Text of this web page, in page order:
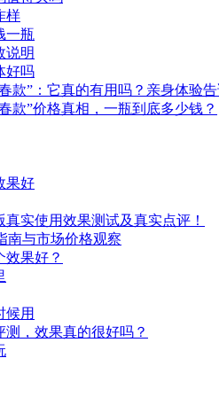
样
一瓶
说明
好吗
款”：它真的有用吗？亲身体验告
款”价格真相，一瓶到底多少钱？
果好
实使用效果测试及真实点评！
南与市场价格观察
效果好？
候用
，效果真的很好吗？